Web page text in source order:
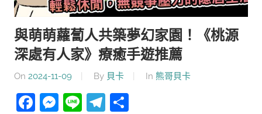
與萌萌蘿蔔人共築夢幻家園！《桃源
深處有人家》療癒手遊推薦
On 2024-11-09 By 貝卡 In 熊哥貝卡
Facebook
Messenger
LineTelegram